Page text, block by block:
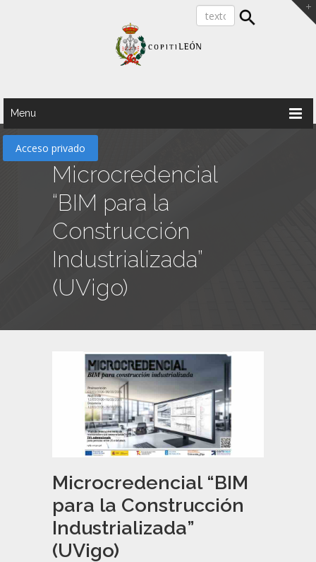
Menu
Acceso privado
Microcredencial
“BIM para la
Construcción
Industrializada”
(UVigo)
Microcredencial “BIM
para la Construcción
Industrializada”
(UVigo)